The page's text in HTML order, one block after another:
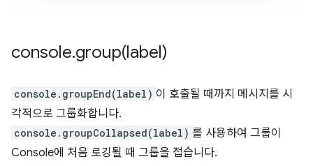
console.group(label)
console.groupEnd(label) 이 호출될 때까지 메시지를 시
각적으로 그룹화합니다.
console.groupCollapsed(label) 를 사용하여 그룹이
Console에 처음 로깅될 때 그룹을 접습니다.